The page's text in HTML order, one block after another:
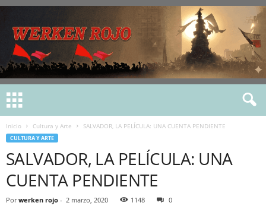
Inicio Cultura y Arte SALVADOR, LA PELÍCULA: UNA CUENTA PENDIENTE
CULTURA Y ARTE
SALVADOR, LA PELÍCULA: UNA
CUENTA PENDIENTE
Por werken rojo - 2 marzo, 2020 1148 0